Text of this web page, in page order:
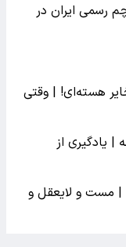
رسمی ایران در
هسته‌ای! | وقتی
معلم زن با شاگرد ۱۷ ساله | یادگیری از
| مست و لایعقل و